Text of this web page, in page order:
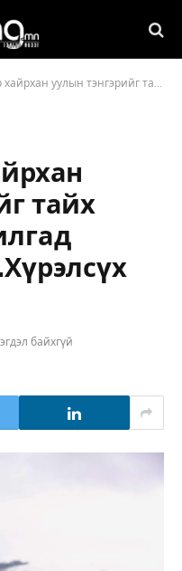
тайх төрийн их тахилгад Ерөнхийлөгч У.Хүрэлсүх оролцлоо
тайх
байхгүй